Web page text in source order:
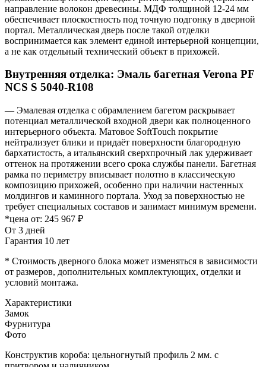
направление волокон древесины. МДФ толщиной 12-24 мм
обеспечивает плоскостность под точную подгонку в дверной
портал. Металлическая дверь после такой отделки
воспринимается как элемент единой интерьерной концепции,
а не как отдельный технический объект в прихожей.
Внутренняя отделка: Эмаль багетная Verona PF
NCS S 5040-R108
— Эмалевая отделка с обрамлением багетом раскрывает
потенциал металлической входной двери как полноценного
интерьерного объекта. Матовое SoftTouch покрытие
нейтрализует блики и придаёт поверхности благородную
бархатистость, а итальянский сверхпрочный лак удерживает
оттенок на протяжении всего срока службы панели. Багетная
рамка по периметру вписывает полотно в классическую
композицию прихожей, особенно при наличии настенных
молдингов и каминного портала. Уход за поверхностью не
требует специальных составов и занимает минимум времени.
*цена от: 245 967 ₽
От 3 дней
Гарантия 10 лет
* Стоимость дверного блока может изменяться в зависимости
от размеров, дополнительных комплектующих, отделки и
условий монтажа.
Характеристики
Замок
Фурнитура
Фото
Конструктив короба: цельногнутый профиль 2 мм. с